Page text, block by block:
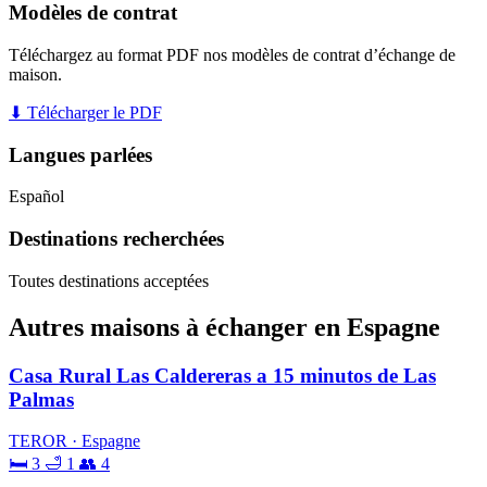
Modèles de contrat
Téléchargez au format PDF nos modèles de contrat d’échange de
maison.
⬇ Télécharger le PDF
Langues parlées
Español
Destinations recherchées
Toutes destinations acceptées
Autres maisons à échanger en Espagne
Casa Rural Las Caldereras a 15 minutos de Las
Palmas
TEROR · Espagne
🛏 3 🛁 1 👥 4